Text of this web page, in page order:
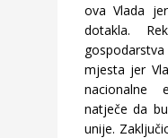
ova Vlada
dotakla.
mjesta jer
natječe da
unije.